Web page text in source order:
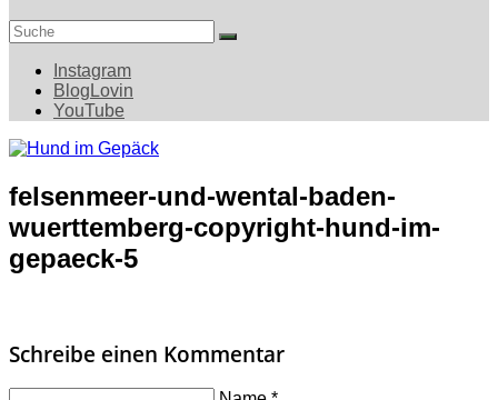
Search
Instagram
BlogLovin
YouTube
felsenmeer-und-wental-baden-
wuerttemberg-copyright-hund-im-
gepaeck-5
Schreibe einen Kommentar